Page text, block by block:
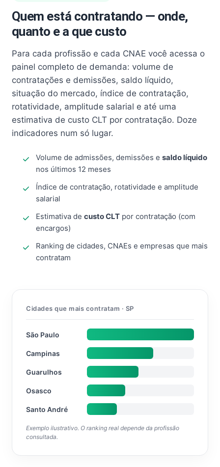
Quem está contratando — onde,
quanto e a que custo
Para cada profissão e cada CNAE você acessa o
painel completo de demanda: volume de
contratações e demissões, saldo líquido,
situação do mercado, índice de contratação,
rotatividade, amplitude salarial e até uma
estimativa de custo CLT por contratação. Doze
indicadores num só lugar.
Volume de admissões, demissões e saldo líquido
nos últimos 12 meses
Índice de contratação, rotatividade e amplitude
salarial
Estimativa de custo CLT por contratação (com
encargos)
Ranking de cidades, CNAEs e empresas que mais
contratam
Cidades que mais contratam · SP
São Paulo
Campinas
Guarulhos
Osasco
Santo André
Exemplo ilustrativo. O ranking real depende da profissão
consultada.